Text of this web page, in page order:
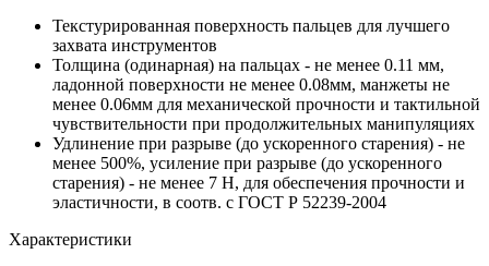
Текстурированная поверхность пальцев для лучшего
захвата инструментов
Толщина (одинарная) на пальцах - не менее 0.11 мм,
ладонной поверхности не менее 0.08мм, манжеты не
менее 0.06мм для механической прочности и тактильной
чувствительности при продолжительных манипуляциях
Удлинение при разрыве (до ускоренного старения) - не
менее 500%, усиление при разрыве (до ускоренного
старения) - не менее 7 Н, для обеспечения прочности и
эластичности, в соотв. с ГОСТ Р 52239-2004
Характеристики